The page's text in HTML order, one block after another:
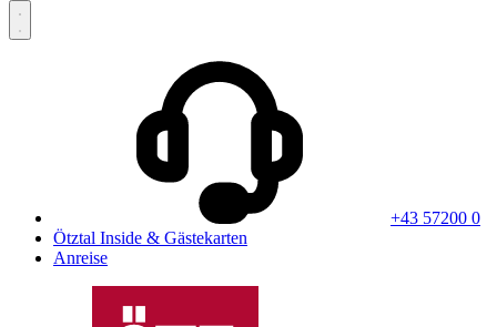
+43 57200 0
Ötztal Inside & Gästekarten
Anreise